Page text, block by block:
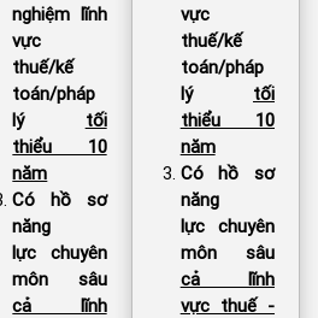
nghiệm lĩnh
vực
thuế/kế
toán/pháp
lý tối
thiểu 10
năm
Có hồ sơ
năng
lực chuyên
môn sâu
cả lĩnh
vực
thuế/kế
toán/pháp
lý tối
thiểu 10
năm
Có hồ sơ
năng
lực chuyên
môn sâu
cả lĩnh
vực thuế -